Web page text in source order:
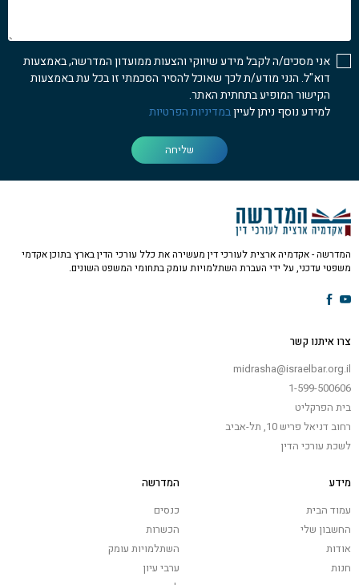
אני מסכים/ה לקבל מידע שיווקי והצעות ממועדון המדרשה, באמצעות
דוא"ל. הנני מודע/ת לכך שאוכל להסיר הסכמתי זו בכל עת באמצעות
הקישור המופיע בתחתית האתר.
למידע נוסף ניתן לעייןבמדיניות הפרטיות
שליחה
המדרשה - אקדמיה ארצית לעורכי דין מעשירה את כלל עורכי הדין בארץ בתוכן אקדמי
משפטי עדכני, על ידי העברת השתלמויות עומק בתחומי המשפט השונים.
צרו איתנו קשר
midrasha@israelbar.org.il
1-599-500606
בית הפרקליט
רחוב דניאל פריש 10, תל-אביב
לשכת עורכי הדין
מידע
עמוד הבית
החשבון שלי
אודות
חנות
המדרשה
כנסים
הכשרות
השתלמויות עומק
ערבי עיון